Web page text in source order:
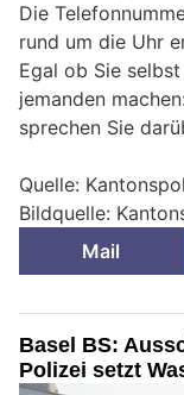
Die
rund um die Uhr
Egal ob Sie
jemanden
sprechen Sie
Quelle:
Bildquelle:
Mail
Basel BS:
Polizei setzt